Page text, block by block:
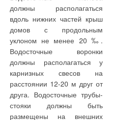
должны располагаться
вдоль нижних частей крыш
домов с продольным
уклоном не менее 20 ‰.
Водосточные воронки
должны располагаться у
карнизных свесов на
расстоянии 12-20 м друг от
друга. Водосточные трубы-
стояки должны быть
размещены на внешних
вентиляцию.
Ранее для этих целей
производителем в 2009 г. в
линейку внутренних блоков
были введены канальные
блоки со 100%-м притоком
свежего воздуха — серия
FDU-F, состоящая из
моделей
производительностью 500,
продуктов компании особое
место занимают
консольные насосы серии
Etanorm. Они рассчитаны
на подачу до 1900 м /ч,
напор до 102 м и
температуру от -30 до 140
°C. К очевидным
преимуществам
конструкции относятся
совершенная гидравлика,